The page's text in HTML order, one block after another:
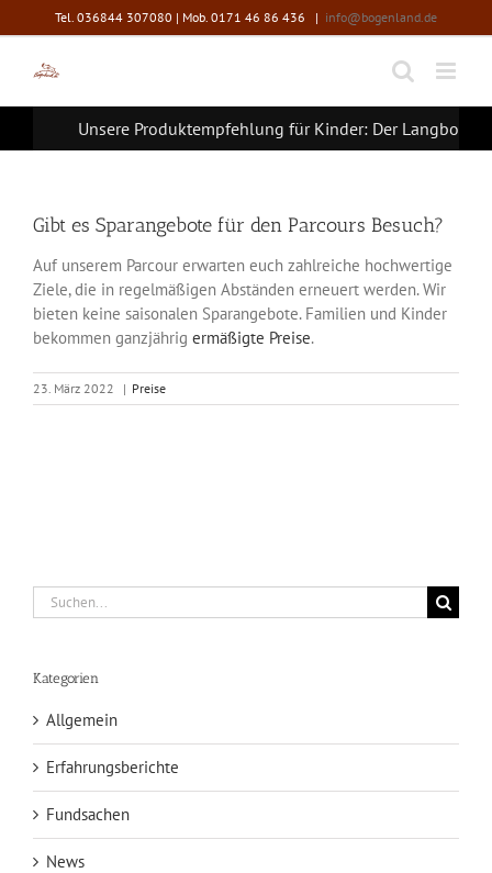
Inhalt
springen
Tel. 036844 307080 | Mob. 0171 46 86 436 | info@bogenland.de
Unsere Produktempfehlung für Kinder: Der Langbogen
Gibt es Sparangebote für den Parcours Besuch?
Auf unserem Parcour erwarten euch zahlreiche hochwertige
Ziele, die in regelmäßigen Abständen erneuert werden. Wir
bieten keine saisonalen Sparangebote. Familien und Kinder
bekommen ganzjährig ermäßigte Preise.
23. März 2022 | Preise
Suche
nach:
Kategorien
Allgemein
Erfahrungsberichte
Fundsachen
News